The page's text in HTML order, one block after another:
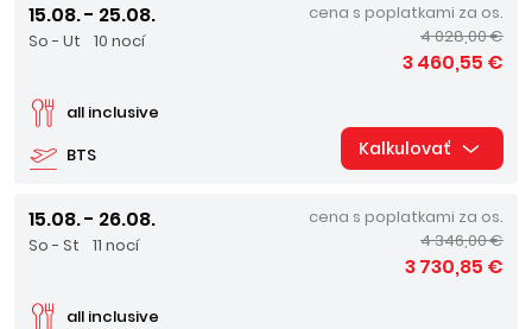
15.08. - 25.08.
So - Ut 10 nocí
BTS
all inclusive
cena s poplatkami za os.
4 028,00 €
3 460,55 €
Kalkulovať
15.08. - 26.08.
So - St 11 nocí
all inclusive
cena s poplatkami za os.
4 346,00 €
3 730,85 €